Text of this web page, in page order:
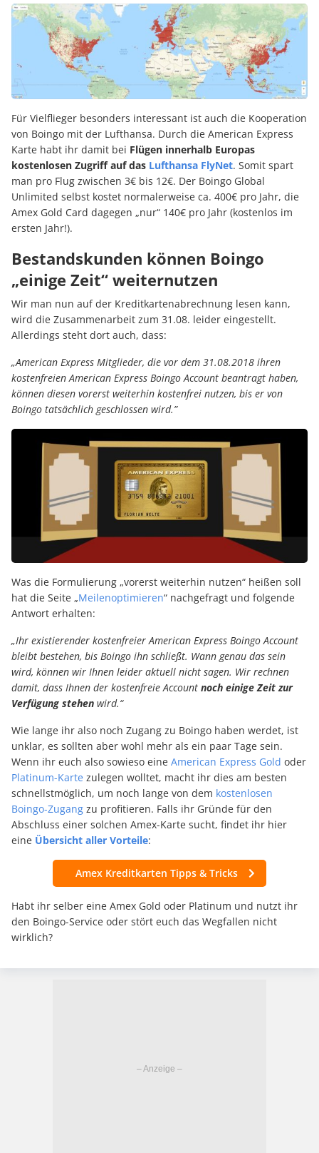
Für Vielflieger besonders interessant ist auch die Kooperation
von Boingo mit der Lufthansa. Durch die American Express
Karte habt ihr damit bei Flügen innerhalb Europas
kostenlosen Zugriff auf das Lufthansa FlyNet. Somit spart
man pro Flug zwischen 3€ bis 12€. Der Boingo Global
Unlimited selbst kostet normalerweise ca. 400€ pro Jahr, die
Amex Gold Card dagegen „nur“ 140€ pro Jahr (kostenlos im
ersten Jahr!).
Bestandskunden können Boingo
„einige Zeit“ weiternutzen
Wir man nun auf der Kreditkartenabrechnung lesen kann,
wird die Zusammenarbeit zum 31.08. leider eingestellt.
Allerdings steht dort auch, dass:
„American Express Mitglieder, die vor dem 31.08.2018 ihren
kostenfreien American Express Boingo Account beantragt haben,
können diesen vorerst weiterhin kostenfrei nutzen, bis er von
Boingo tatsächlich geschlossen wird.”
Was die Formulierung „vorerst weiterhin nutzen“ heißen soll
hat die Seite „Meilenoptimieren“ nachgefragt und folgende
Antwort erhalten:
„Ihr existierender kostenfreier American Express Boingo Account
bleibt bestehen, bis Boingo ihn schließt. Wann genau das sein
wird, können wir Ihnen leider aktuell nicht sagen. Wir rechnen
damit, dass Ihnen der kostenfreie Account noch einige Zeit zur
Verfügung stehen wird.“
Wie lange ihr also noch Zugang zu Boingo haben werdet, ist
unklar, es sollten aber wohl mehr als ein paar Tage sein.
Wenn ihr euch also sowieso eine American Express Gold oder
Platinum-Karte zulegen wolltet, macht ihr dies am besten
schnellstmöglich, um noch lange von dem kostenlosen
Boingo-Zugang zu profitieren. Falls ihr Gründe für den
Abschluss einer solchen Amex-Karte sucht, findet ihr hier
eine Übersicht aller Vorteile:
Amex Kreditkarten Tipps & Tricks
Habt ihr selber eine Amex Gold oder Platinum und nutzt ihr
den Boingo-Service oder stört euch das Wegfallen nicht
wirklich?